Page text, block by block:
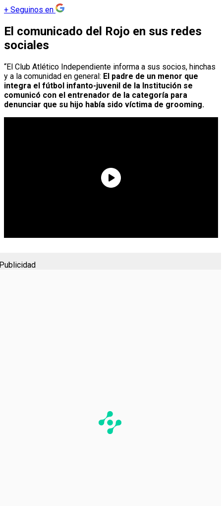
+ Seguinos en
El comunicado del Rojo en sus redes
sociales
“El Club Atlético Independiente informa a sus socios, hinchas
y a la comunidad en general: El padre de un menor que
integra el fútbol infanto-juvenil de la Institución se
comunicó con el entrenador de la categoría para
denunciar que su hijo había sido víctima de grooming.